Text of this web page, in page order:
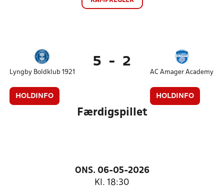
Lyngby Boldklub 1921
HOLDINFO
5 - 2
AC Amager Academy
HOLDINFO
Færdigspillet
ONS. 06-05-2026
Kl. 18:30